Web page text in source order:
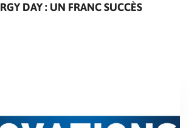
DAY : UN FRANC SUCCÈS